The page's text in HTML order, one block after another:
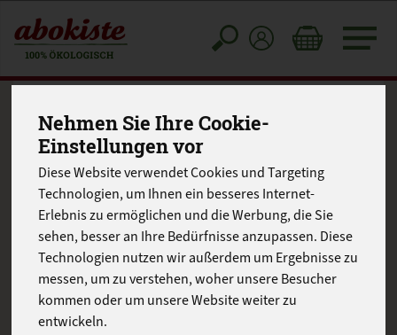
Nehmen Sie Ihre Cookie-
Einstellungen vor
Diese Website verwendet Cookies und Targeting
Technologien, um Ihnen ein besseres Internet-
Erlebnis zu ermöglichen und die Werbung, die Sie
sehen, besser an Ihre Bedürfnisse anzupassen. Diese
Technologien nutzen wir außerdem um Ergebnisse zu
messen, um zu verstehen, woher unsere Besucher
kommen oder um unsere Website weiter zu
entwickeln.
Toggle
cart